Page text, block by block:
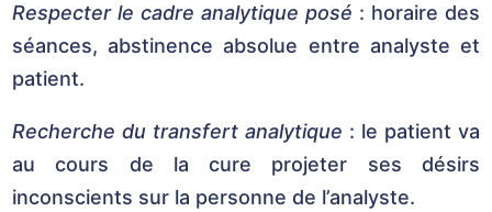
Respecter le cadre analytique posé : horaire des
séances, abstinence absolue entre analyste et
patient.
Recherche du transfert analytique : le patient va
au cours de la cure projeter ses désirs
inconscients sur la personne de l’analyste.